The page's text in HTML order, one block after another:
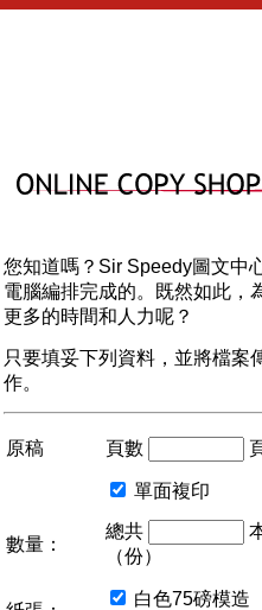
您知道嗎？Sir Speedy圖文中
電腦編排完成的。既然如此，
更多的時間和人力呢？
只要填妥下列資料，並將檔案
作。
原稿 頁數
單面複印
數量：
總共
（份）
白色75磅模造